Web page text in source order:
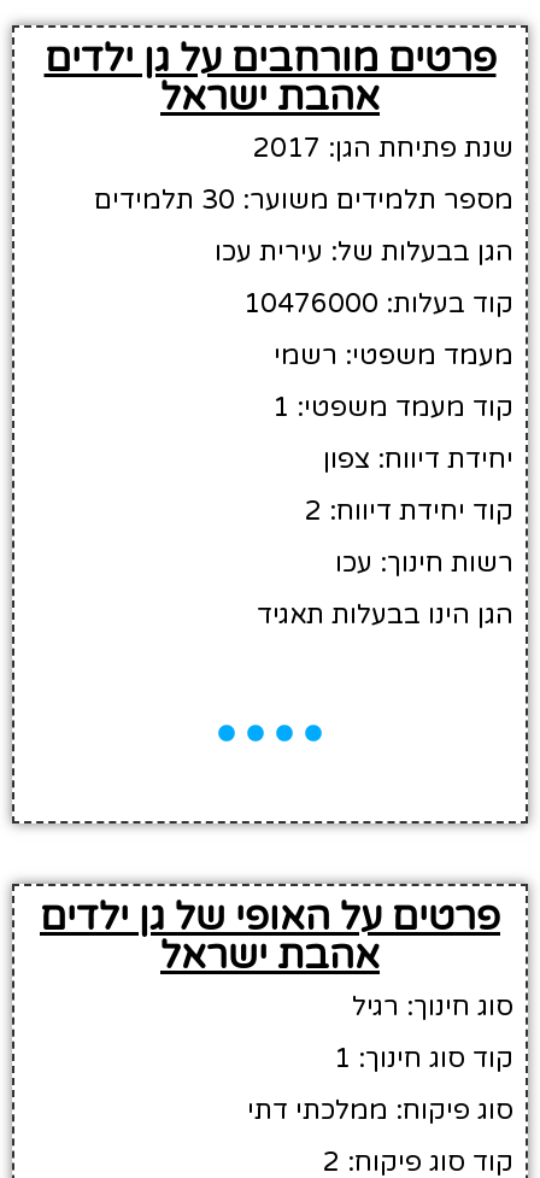
פרטים מורחבים על גן ילדים
אהבת ישראל
שנת פתיחת הגן: 2017
מספר תלמידים משוער: 30 תלמידים
הגן בבעלות של: עירית עכו
קוד בעלות: 10476000
מעמד משפטי: רשמי
קוד מעמד משפטי: 1
יחידת דיווח: צפון
קוד יחידת דיווח: 2
רשות חינוך: עכו
הגן הינו בבעלות תאגיד
פרטים על האופי של גן ילדים
אהבת ישראל
סוג חינוך: רגיל
קוד סוג חינוך: 1
סוג פיקוח: ממלכתי דתי
קוד סוג פיקוח: 2